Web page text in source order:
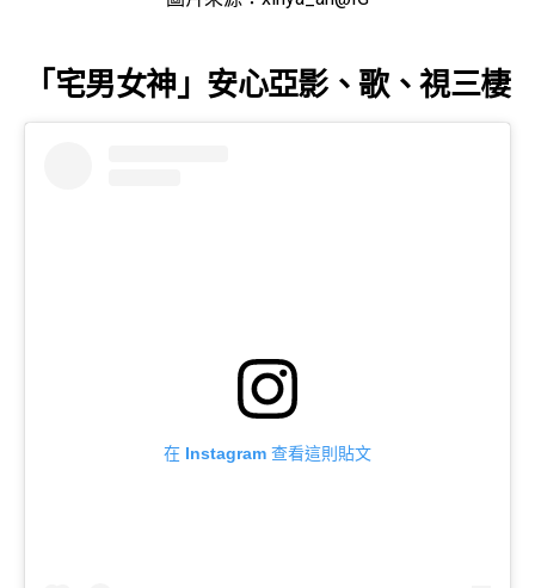
「宅男女神」安心亞影、歌、視三棲
在 Instagram 查看這則貼文